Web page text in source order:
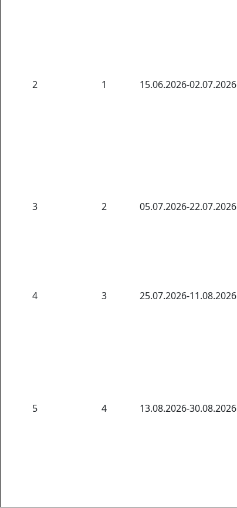
2 1 15.06.2026-02.07.2026
3 2 05.07.2026-22.07.2026
4 3 25.07.2026-11.08.2026
5 4 13.08.2026-30.08.2026